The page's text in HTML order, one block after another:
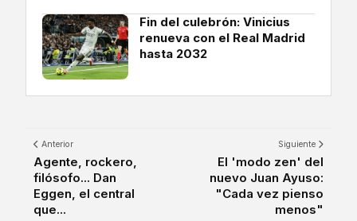
Fin del culebrón: Vinicius
renueva con el Real Madrid
hasta 2032
Anterior
Agente, rockero,
filósofo... Dan
Eggen, el central
que...
Siguiente
El 'modo zen' del
nuevo Juan Ayuso:
"Cada vez pienso
menos"